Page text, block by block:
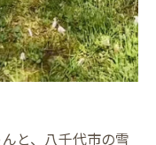
と、八千代市の雪